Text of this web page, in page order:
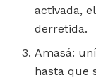
activada,
derretida.
Amasá:
hasta que